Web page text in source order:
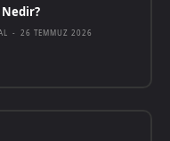
Nedir?
- 26 TEMMUZ 2026